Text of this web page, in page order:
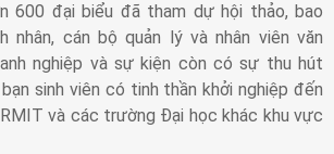
600 đại biểu đã tham dự hội thảo, bao
nhân, cán bộ quản lý và nhân viên văn
nghiệp và sự kiện còn có sự thu hút
sinh viên có tinh thần khởi nghiệp đến
và các trường Đại học khác khu vực